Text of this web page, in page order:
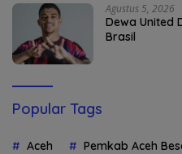
Agustus 5, 2026
Dewa United
Brasil
Popular Tags
Aceh Pemkab Aceh